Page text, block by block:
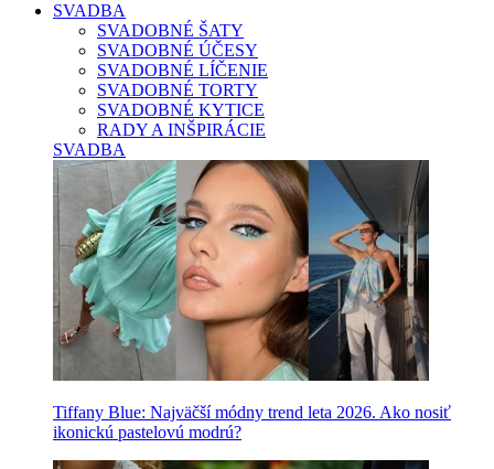
SVADBA
SVADOBNÉ ŠATY
SVADOBNÉ ÚČESY
SVADOBNÉ LÍČENIE
SVADOBNÉ TORTY
SVADOBNÉ KYTICE
RADY A INŠPIRÁCIE
SVADBA
Tiffany Blue: Najväčší módny trend leta 2026. Ako nosiť
ikonickú pastelovú modrú?